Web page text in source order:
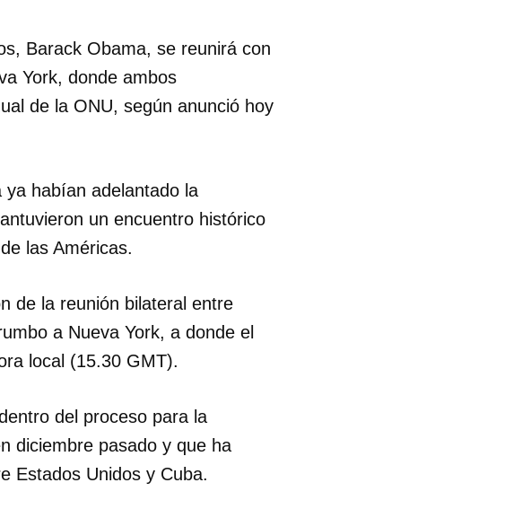
Barack Obama, se reunirá con
York, donde ambos
de la ONU, según anunció hoy
ya habían adelantado la
un encuentro histórico
las Américas.
de la reunión bilateral entre
a Nueva York, a donde el
local (15.30 GMT).
del proceso para la
diciembre pasado y que ha
Estados Unidos y Cuba.